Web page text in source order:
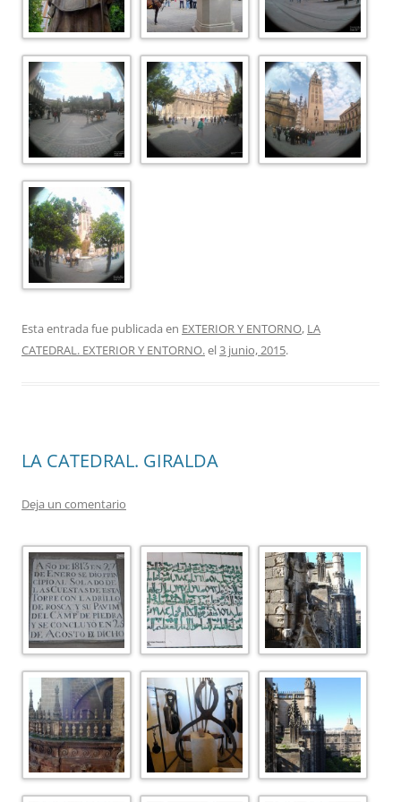
Esta entrada fue publicada en EXTERIOR Y ENTORNO, LA
CATEDRAL. EXTERIOR Y ENTORNO.el3 junio, 2015.
LA CATEDRAL. GIRALDA
Deja un comentario